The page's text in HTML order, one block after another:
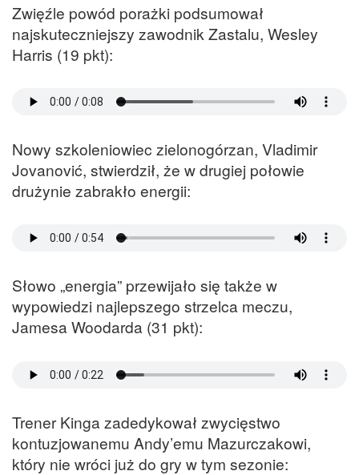
Zwięźle powód porażki podsumował
najskuteczniejszy zawodnik Zastalu, Wesley
Harris (19 pkt):
Nowy szkoleniowiec zielonogórzan, Vladimir
Jovanović, stwierdził, że w drugiej połowie
drużynie zabrakło energii:
Słowo „energia” przewijało się także w
wypowiedzi najlepszego strzelca meczu,
Jamesa Woodarda (31 pkt):
Trener Kinga zadedykował zwycięstwo
kontuzjowanemu Andy’emu Mazurczakowi,
który nie wróci już do gry w tym sezonie: